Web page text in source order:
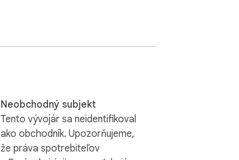
Neobchodný subjekt
Tento vývojár sa neidentifikoval
ako obchodník. Upozorňujeme,
že práva spotrebiteľov